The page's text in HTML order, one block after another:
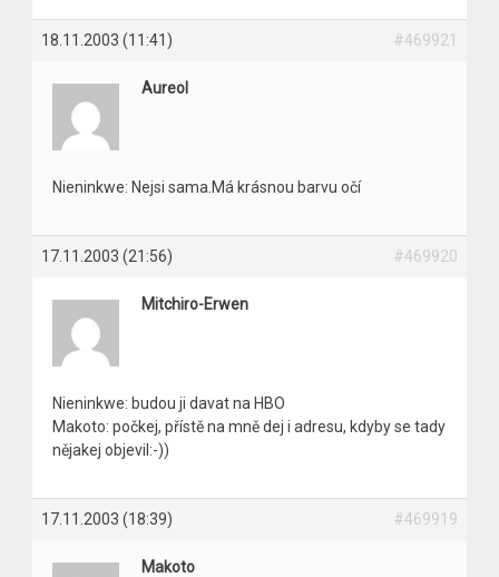
18.11.2003 (11:41) #469921
Aureol
Nieninkwe: Nejsi sama.Má krásnou barvu očí
17.11.2003 (21:56) #469920
Mitchiro-Erwen
Nieninkwe: budou ji davat na HBO
Makoto: počkej, přístě na mně dej i adresu, kdyby se tady
nějakej objevil:-))
17.11.2003 (18:39) #469919
Makoto